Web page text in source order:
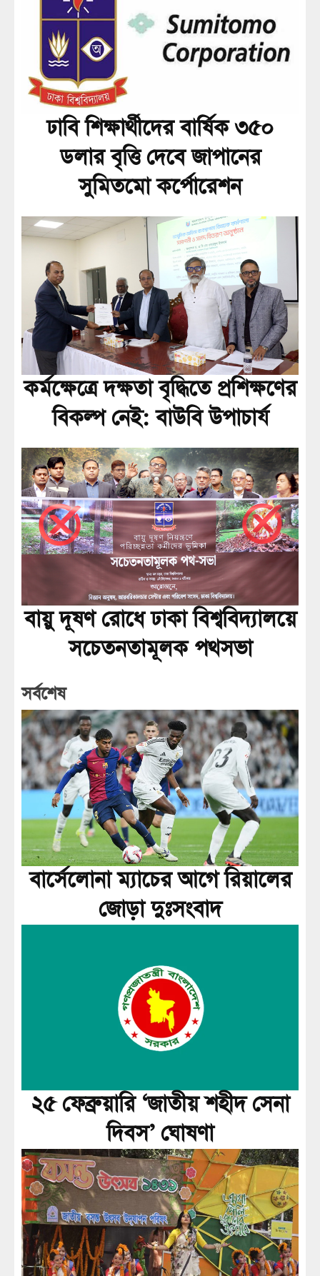
ঢাবি শিক্ষার্থীদের বার্ষিক ৩৫০
ডলার বৃত্তি দেবে জাপানের
সুমিতমো কর্পোরেশন
কর্মক্ষেত্রে দক্ষতা বৃদ্ধিতে প্রশিক্ষণের
বিকল্প নেই: বাউবি উপাচার্য
বায়ু দূষণ রোধে ঢাকা বিশ্ববিদ্যালয়ে
সচেতনতামূলক পথসভা
সর্বশেষ
বার্সেলোনা ম্যাচের আগে রিয়ালের
জোড়া দুঃসংবাদ
২৫ ফেব্রুয়ারি ‘জাতীয় শহীদ সেনা
দিবস’ ঘোষণা